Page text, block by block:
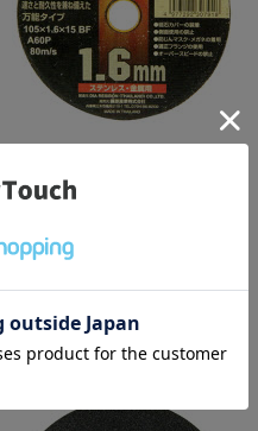
SK11 切断砥石 黒砥 1枚
在庫：○